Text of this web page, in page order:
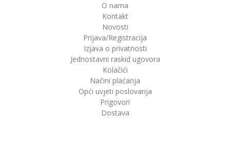
O nama
Kontakt
Novosti
Prijava/Registracija
Izjava o privatnosti
Jednostavni raskid ugovora
Kolačići
Načini plaćanja
Opći uvjeti poslovanja
Prigovori
Dostava